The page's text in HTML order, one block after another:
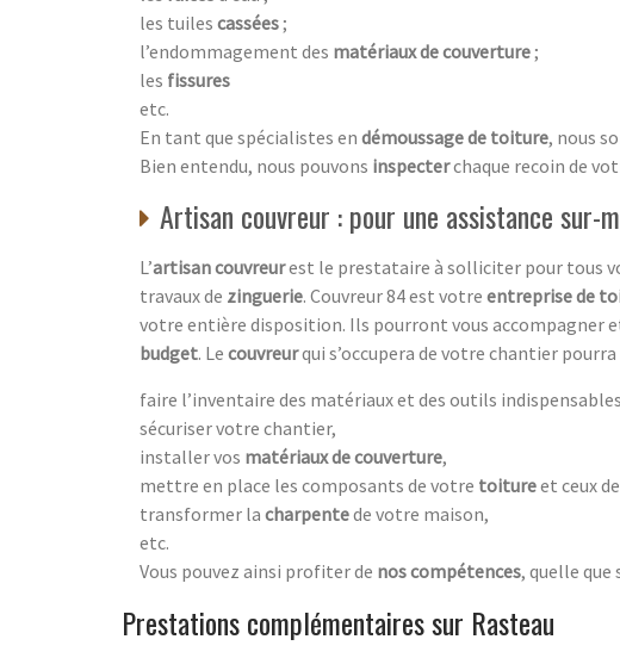
les tuiles cassées ;
l’endommagement des matériaux de couverture ;
les fissures
etc.
En tant que spécialistes en démoussage de toiture, nous
Bien entendu, nous pouvons inspecterchaque recoin de
Artisan couvreur : pour une assistance sur-
L’artisan couvreurest le prestataire à solliciter pour tous
travaux de zinguerie. Couvreur 84 est votre entreprise de
votre entière disposition. Ils pourront vous accompagner
budget. Le couvreurqui s’occupera de votre chantier pourra
faire l’inventaire des matériaux et des outils
sécuriser votre chantier,
installer vos matériaux de couverture,
mettre en place les composants de votre toitureet ceux
transformer la charpentede votre maison,
etc.
Vous pouvez ainsi profiter de nos compétences, quelle
Prestations complémentaires sur Rasteau